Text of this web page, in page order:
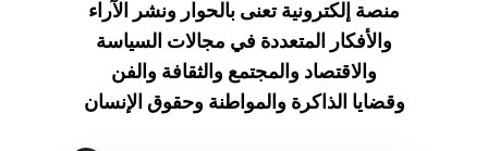
منصة إلكترونية تعنى بالحوار ونشر الآراء
والأفكار المتعددة في مجالات السياسة
والاقتصاد والمجتمع والثقافة والفن
وقضايا الذاكرة والمواطنة وحقوق الإنسان